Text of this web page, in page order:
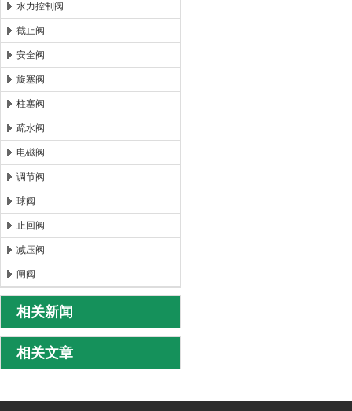
水力控制阀
截止阀
安全阀
旋塞阀
柱塞阀
疏水阀
电磁阀
调节阀
球阀
止回阀
减压阀
闸阀
相关新闻
相关文章